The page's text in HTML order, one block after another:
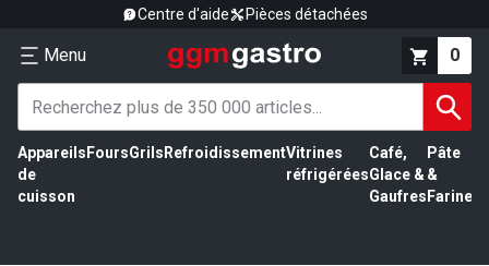
Centre d'aide Pièces détachées
Menu 0
Appareils
de
cuisson
FoursGrils RefroidissementVitrines
réfrigérées
Café,
Glace &
Gaufres
Pâte
&
Farine